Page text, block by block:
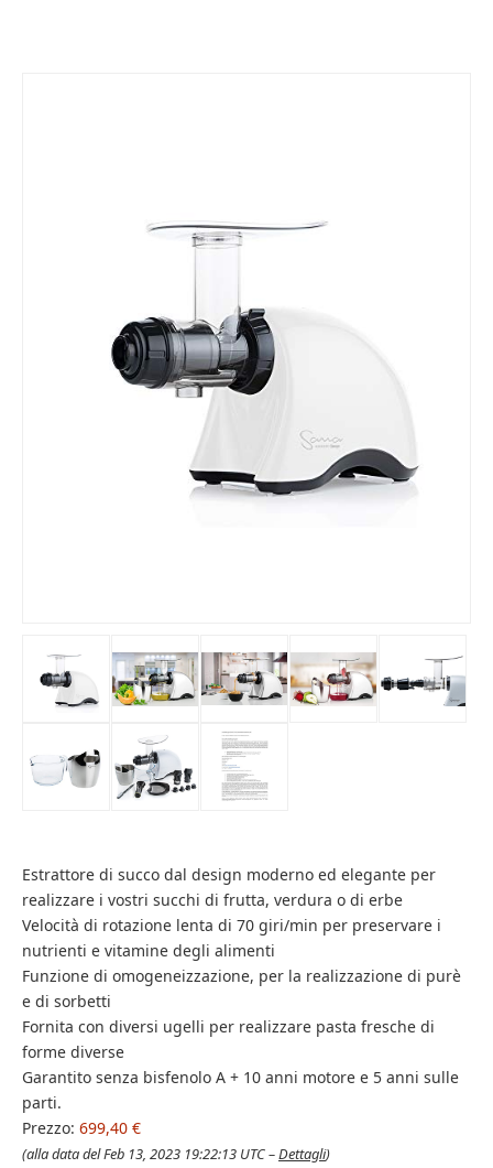
Estrattore di succo dal design moderno ed elegante per
realizzare i vostri succhi di frutta, verdura o di erbe
Velocità di rotazione lenta di 70 giri/min per preservare i
nutrienti e vitamine degli alimenti
Funzione di omogeneizzazione, per la realizzazione di purè
e di sorbetti
Fornita con diversi ugelli per realizzare pasta fresche di
forme diverse
Garantito senza bisfenolo A + 10 anni motore e 5 anni sulle
parti.
Prezzo: 699,40 €
(alla data del Feb 13, 2023 19:22:13 UTC –Dettagli)